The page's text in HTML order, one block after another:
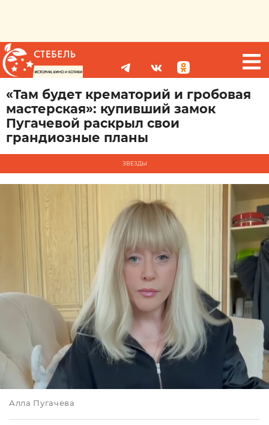
«Там будет крематорий и гробовая
мастерская»: купивший замок
Пугачевой раскрыл свои
грандиозные планы
ЗВЕЗДЫ
Алла Пугачева